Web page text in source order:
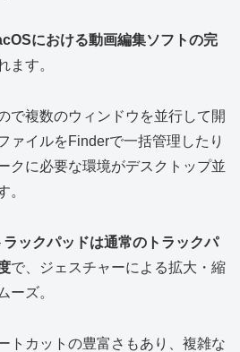
における動画編集ソフトの完
ます。
で複数のウィンドウを並行して開
ァイルをFinderで一括管理したり
クに必要な環境がデスクトップ並
。
ックパッドは通常のトラックパ
で、ジェスチャーによる拡大・縮
ーズ。
トカットの豊富さもあり、複雑な